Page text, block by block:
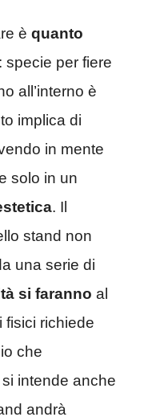
è quanto
specie per fiere
all’interno è
implica di
in mente
solo in un
. Il
stand non
una serie di
si faranno al
fisici richiede
che
intende anche
andrà